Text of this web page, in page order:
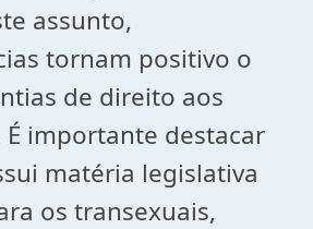
assunto,
tornam positivo o
de direito aos
importante destacar
matéria legislativa
os transexuais,